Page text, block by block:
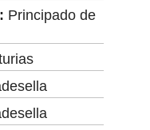
Principado de